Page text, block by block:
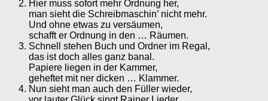
Hier muss sofort mehr Ordnung her,
man sieht die Schreibmaschin’ nicht mehr.
Und ohne etwas zu versäumen,
schafft er Ordnung in den … Räumen.
Schnell stehen Buch und Ordner im Regal,
das ist doch alles ganz banal.
Papiere liegen in der Kammer,
geheftet mit ner dicken … Klammer.
Nun sieht man auch den Füller wieder,